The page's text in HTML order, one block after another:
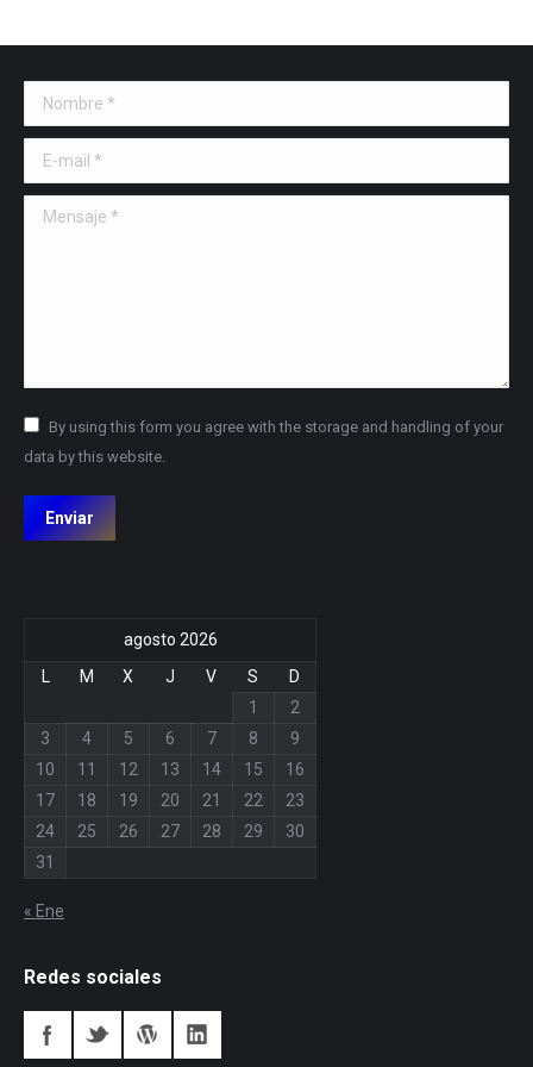
Nombre *
E-mail *
Mensaje *
By using this form you agree with the storage and handling of your
data by this website.
Enviar
agosto 2026
L
M X J V S
D
1
2
3
4 5 6 7 8
9
10
11 12 13 14 15
16
17
18 19 20 21 22
23
24
25 26 27 28 29
30
31
« Ene
Redes sociales